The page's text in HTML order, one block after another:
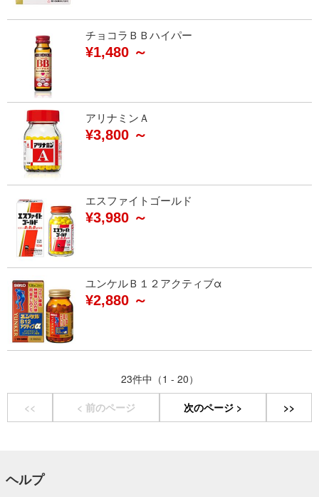
チョコラＢＢハイパー
¥1,480 ～
アリナミンＡ
¥3,800 ～
エスファイトゴールド
¥3,980 ～
ユンケルＢ１２アクティブα
¥2,880 ～
23件中（1 - 20）
<<
< 前のページ 次のページ > >>
ヘルプ